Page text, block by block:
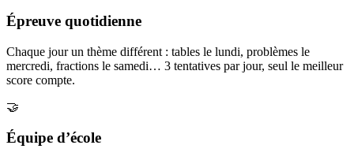
Épreuve quotidienne
Chaque jour un thème différent : tables le lundi, problèmes le
mercredi, fractions le samedi… 3 tentatives par jour, seul le meilleur
score compte.
🤝
Équipe d’école